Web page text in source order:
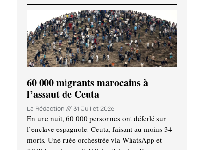
60 000 migrants marocains à
l’assaut de Ceuta
La Rédaction 31 Juillet 2026
En une nuit, 60 000 personnes ont déferlé sur
l’enclave espagnole, Ceuta, faisant au moins 34
morts. Une ruée orchestrée via WhatsApp et